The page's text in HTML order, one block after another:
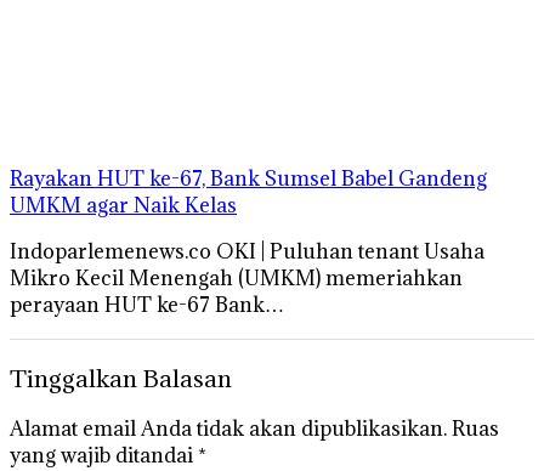
Rayakan HUT ke-67, Bank Sumsel Babel Gandeng
UMKM agar Naik Kelas
Indoparlemenews.co OKI | Puluhan tenant Usaha
Mikro Kecil Menengah (UMKM) memeriahkan
perayaan HUT ke-67 Bank…
Tinggalkan Balasan
Alamat email Anda tidak akan dipublikasikan.Ruas
yang wajib ditandai *